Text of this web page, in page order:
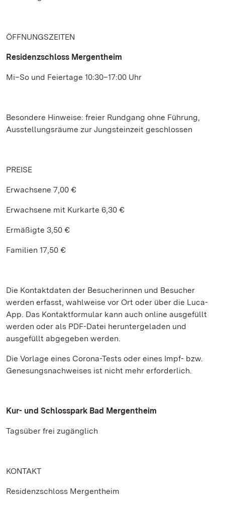
ÖFFNUNGSZEITEN
Residenzschloss Mergentheim
Mi–So und Feiertage 10:30–17:00 Uhr
Besondere Hinweise: freier Rundgang ohne Führung,
Ausstellungsräume zur Jungsteinzeit geschlossen
PREISE
Erwachsene 7,00 €
Erwachsene mit Kurkarte 6,30 €
Ermäßigte 3,50 €
Familien 17,50 €
Die Kontaktdaten der Besucherinnen und Besucher
werden erfasst, wahlweise vor Ort oder über die Luca-
App. Das Kontaktformular kann auch online ausgefüllt
werden oder als PDF-Datei heruntergeladen und
ausgefüllt abgegeben werden.
Die Vorlage eines Corona-Tests oder eines Impf- bzw.
Genesungsnachweises ist nicht mehr erforderlich.
Kur- und Schlosspark Bad Mergentheim
Tagsüber frei zugänglich
KONTAKT
Residenzschloss Mergentheim